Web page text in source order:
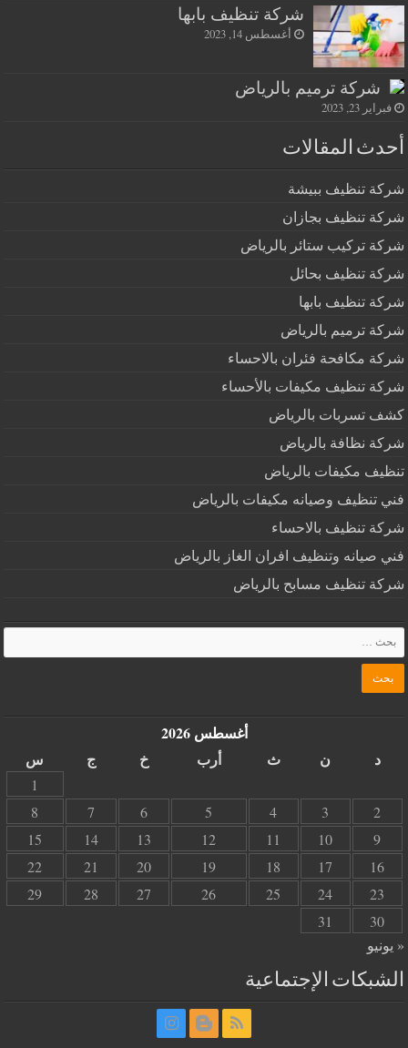
شركة تنظيف بابها
أغسطس 14, 2023
شركة ترميم بالرياض
فبراير 23, 2023
أحدث المقالات
شركة تنظيف ببيشة
شركة تنظيف بجازان
شركة تركيب ستائر بالرياض
شركة تنظيف بحائل
شركة تنظيف بابها
شركة ترميم بالرياض
شركة مكافحة فئران بالاحساء
شركة تنظيف مكيفات بالأحساء
كشف تسربات بالرياض
شركة نظافة بالرياض
تنظيف مكيفات بالرياض
فني تنظيف وصيانه مكيفات بالرياض
شركة تنظيف بالاحساء
فني صيانه وتنظيف افران الغاز بالرياض
شركة تنظيف مسابح بالرياض
أغسطس 2026
د
ن ث أرب خ ج س
1
2
3
4
5
6
7
8
9
10
11
12
13
14
15
16
17
18
19
20
21
22
23
24
25
26
27
28
29
30
31
« يونيو
الشبكات الإجتماعية